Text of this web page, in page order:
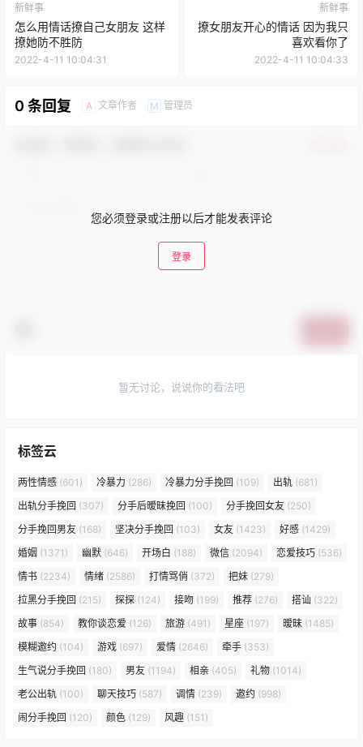
新鲜事
怎么用情话撩自己女朋友 这样
撩她防不胜防
2022-4-11 10:04:31
新鲜事
撩女朋友开心的情话 因为我只
喜欢看你了
2022-4-11 10:04:33
0 条回复 A 文章作者 M 管理员
您必须登录或注册以后才能发表评论
登录
暂无讨论，说说你的看法吧
标签云
两性情感 (601) 冷暴力 (286) 冷暴力分手挽回 (109) 出轨 (681)
出轨分手挽回 (307) 分手后暧昧挽回 (100) 分手挽回女友 (250)
分手挽回男友 (168) 坚决分手挽回 (103) 女友 (1423) 好感 (1429)
婚姻 (1371) 幽默 (646) 开场白 (188) 微信 (2094) 恋爱技巧 (536)
情书 (2234) 情绪 (2586) 打情骂俏 (372) 把妹 (279)
拉黑分手挽回 (215) 探探 (124) 接吻 (199) 推荐 (276) 搭讪 (322)
故事 (854) 教你谈恋爱 (126) 旅游 (491) 星座 (197) 暧昧 (1485)
模糊邀约 (104) 游戏 (697) 爱情 (2646) 牵手 (353)
生气说分手挽回 (180) 男友 (1194) 相亲 (405) 礼物 (1014)
老公出轨 (100) 聊天技巧 (587) 调情 (239) 邀约 (998)
闹分手挽回 (120) 颜色 (129) 风趣 (151)